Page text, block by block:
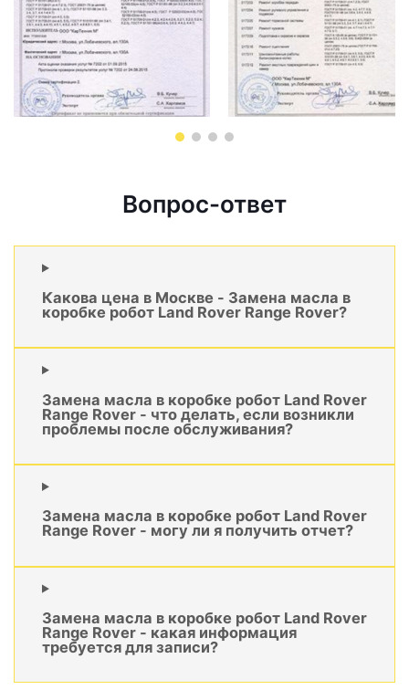
Вопрос-ответ
Какова цена в Москве - Замена масла в
коробке робот Land Rover Range Rover?
Замена масла в коробке робот Land Rover
Range Rover - что делать, если возникли
проблемы после обслуживания?
Замена масла в коробке робот Land Rover
Range Rover - могу ли я получить отчет?
Замена масла в коробке робот Land Rover
Range Rover - какая информация
требуется для записи?